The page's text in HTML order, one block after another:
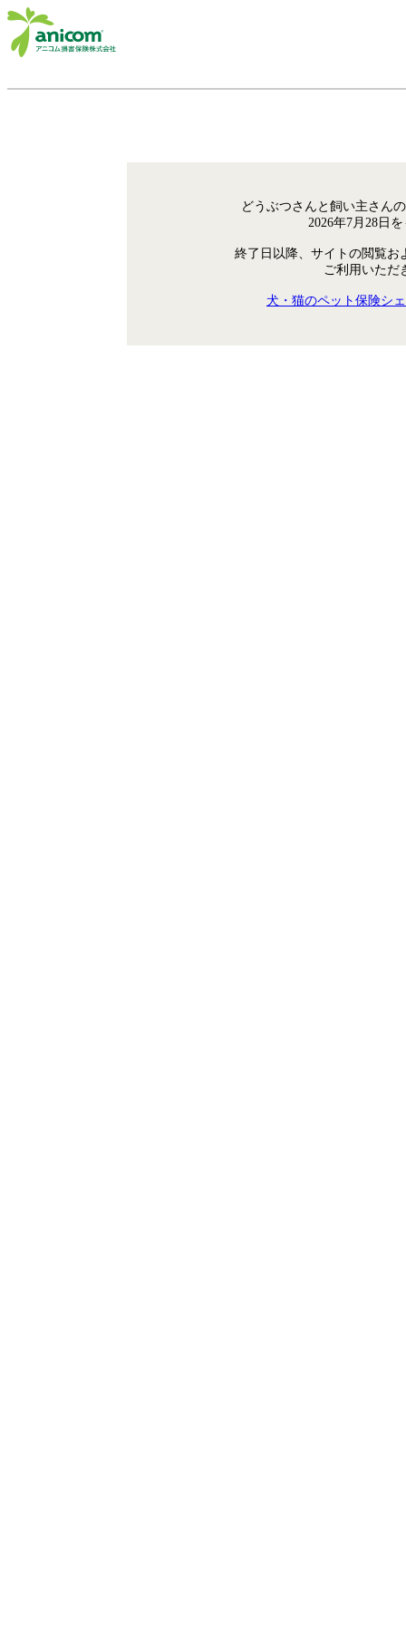
どうぶつさんと飼い主さん
2026年7月28日
終了日以降、サイトの閲覧お
ご利用いただ
犬・猫のペット保険シ